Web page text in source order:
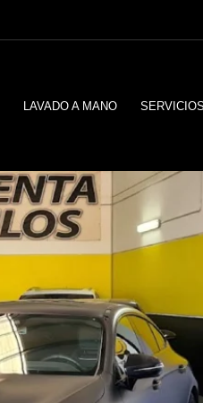
LAVADO A MANO SERVICIOS